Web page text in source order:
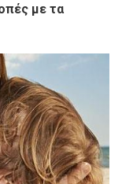
με τα